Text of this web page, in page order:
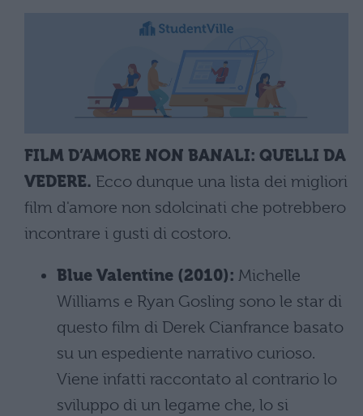
FILM D’AMORE NON BANALI: QUELLI DA
VEDERE. Ecco dunque una lista dei migliori
film d'amore non sdolcinati che potrebbero
incontrare i gusti di costoro.
Blue Valentine (2010): Michelle
Williams e Ryan Gosling sono le star di
questo film di Derek Cianfrance basato
su un espediente narrativo curioso.
Viene infatti raccontato al contrario lo
sviluppo di un legame che, lo si